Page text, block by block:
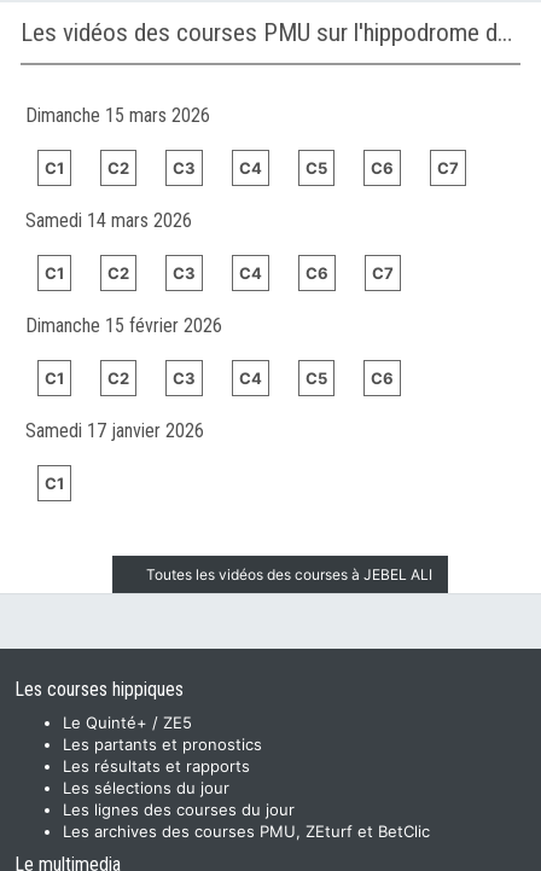
Les vidéos des courses PMU sur l'hippodrome de JEBEL ALI
Dimanche 15 mars 2026
C1 C2 C3 C4 C5 C6 C7
Samedi 14 mars 2026
C1 C2 C3 C4 C6 C7
Dimanche 15 février 2026
C1 C2 C3 C4 C5 C6
Samedi 17 janvier 2026
C1
Toutes les vidéos des courses à JEBEL ALI
Les courses hippiques
Le Quinté+ / ZE5
Les partants et pronostics
Les résultats et rapports
Les sélections du jour
Les lignes des courses du jour
Les archives des courses PMU, ZEturf et BetClic
Le multimedia